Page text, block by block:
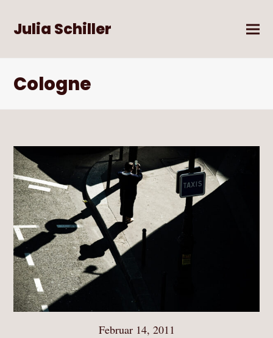
Julia Schiller
Cologne
Februar 14, 2011